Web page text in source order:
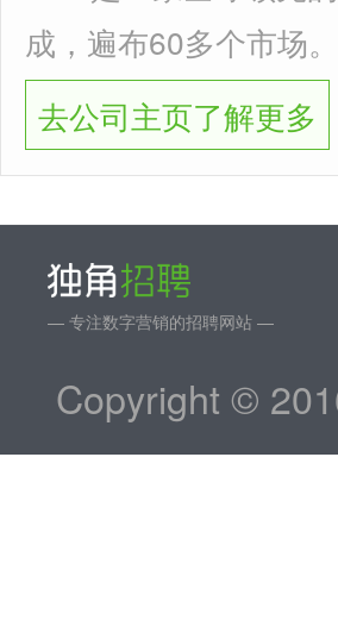
成，遍布60多个市场。
去公司主页了解更多
— 专注数字营销的招聘网站 —
Copyright ©